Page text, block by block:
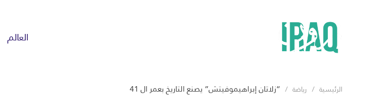
العالم
الرئيسية رياضة “زلاتان إبراهيموفيتش” يصنع التاريخ بعمر ال 41